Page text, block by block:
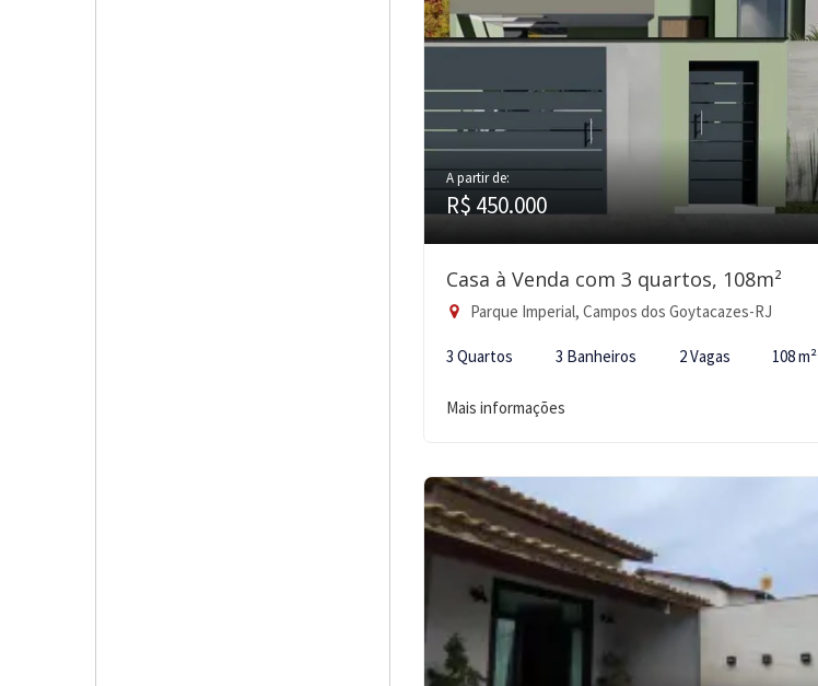
A partir de:
R$ 450.000
Casa à Venda com 3 quartos, 108m²
Parque Imperial, Campos dos Goytacazes-RJ
3 Quartos 3 Banheiros 2 Vagas 108 m²
Mais informações